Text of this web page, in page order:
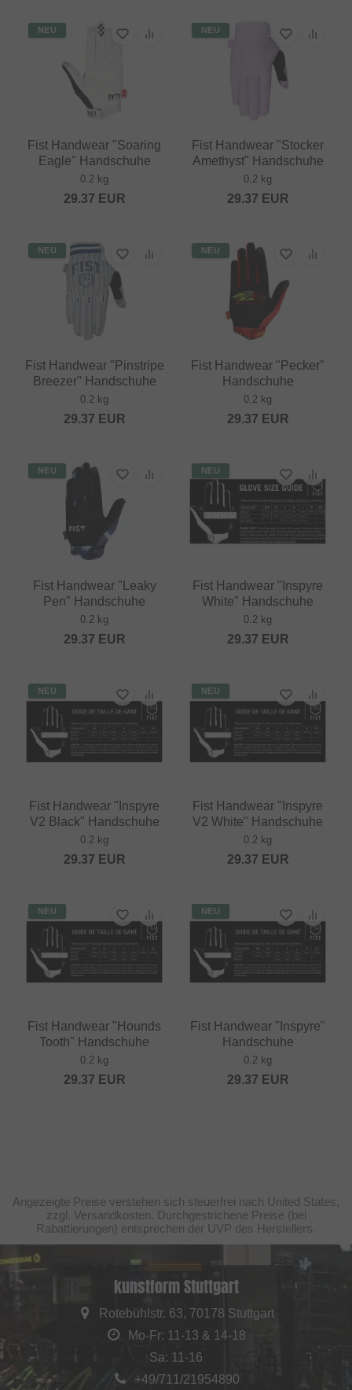
NEU
Fist Handwear "Soaring
Eagle" Handschuhe
0.2 kg
29.37 EUR
NEU
Fist Handwear "Stocker
Amethyst" Handschuhe
0.2 kg
29.37 EUR
NEU
Fist Handwear "Pinstripe
Breezer" Handschuhe
0.2 kg
29.37 EUR
NEU
Fist Handwear "Pecker"
Handschuhe
0.2 kg
29.37 EUR
NEU
Fist Handwear "Leaky
Pen" Handschuhe
0.2 kg
29.37 EUR
NEU
Fist Handwear "Inspyre
White" Handschuhe
0.2 kg
29.37 EUR
NEU
Fist Handwear "Inspyre
V2 Black" Handschuhe
0.2 kg
29.37 EUR
NEU
Fist Handwear "Inspyre
V2 White" Handschuhe
0.2 kg
29.37 EUR
NEU
Fist Handwear "Hounds
Tooth" Handschuhe
0.2 kg
29.37 EUR
NEU
Fist Handwear "Inspyre"
Handschuhe
0.2 kg
29.37 EUR
Angezeigte Preise verstehen sich steuerfrei nach United States,
zzgl. Versandkosten. Durchgestrichene Preise (bei
Rabattierungen) entsprechen der UVP des Herstellers.
kunstform Stuttgart
Rotebühlstr. 63, 70178 Stuttgart
Mo-Fr: 11-13 & 14-18
Sa: 11-16
+49/711/21954890